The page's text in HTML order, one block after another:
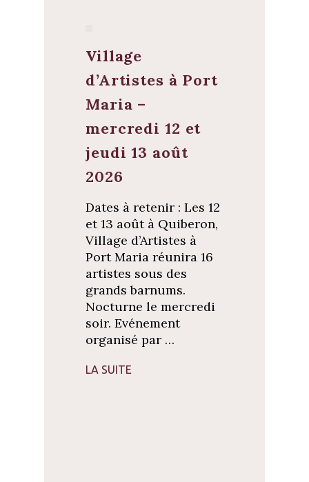
Village
d’Artistes à Port
Maria –
mercredi 12 et
jeudi 13 août
2026
Dates à retenir : Les 12
et 13 août à Quiberon,
Village d’Artistes à
Port Maria réunira 16
artistes sous des
grands barnums.
Nocturne le mercredi
soir. Evénement
organisé par …
LA SUITE